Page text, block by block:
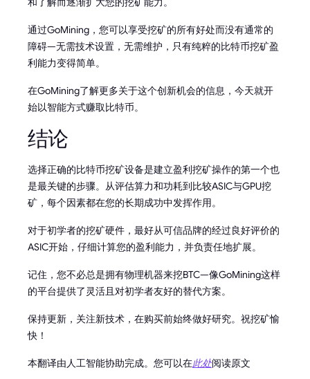
通过GoMining，您可以享受挖矿的所有好处而没有通常的
障碍—无需技术设置，无需维护，只有纯粹的比特币挖矿盈
利能力变得简单。
在GoMining了解更多关于这个创新机会的信息，今天就开
始以智能方式赚取比特币。
结论
选择正确的比特币挖矿设备是建立盈利挖矿操作的第一个也
是最关键的步骤。从评估算力和功耗到比较ASIC与GPU挖
矿，每个因素都在您的长期成功中发挥作用。
对于初学者的挖矿硬件，最好从可信品牌的经过良好评价的
ASIC开始，仔细计算您的盈利能力，并负责任地扩展。
记住，您不必总是拥有物理机器来挖BTC—像GoMining这样
的平台提供了灵活且对初学者友好的替代方案。
保持更新，关注新技术，在购买前始终做好研究。祝挖矿愉
快！
本翻译由人工智能协助完成。您可以在此处阅读原文